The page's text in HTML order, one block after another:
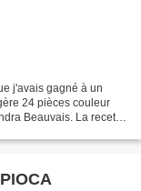
j'avais gagné à un
24 pièces couleur
Beauvais. La recette